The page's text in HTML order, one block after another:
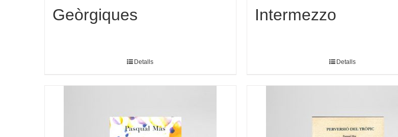
Geòrgiques
Detalls
Intermezzo
Detalls